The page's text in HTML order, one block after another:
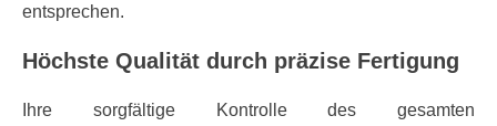
entsprechen.
Höchste Qualität durch präzise Fertigung
Ihre sorgfältige Kontrolle des gesamten